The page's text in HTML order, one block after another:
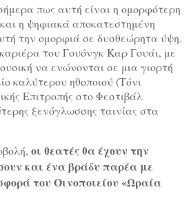
πως αυτή είναι η ομορφότερη
η ψηφιακά αποκατεστημένη
την ομορφιά σε δυσθεώρητα ύψη.
του Γουόνγκ Καρ Γουάι, με
να ενώνονται σε μια γιορτή
καλύτερου ηθοποιού (Τόνι
Επιτροπής στο Φεστιβάλ
ξενόγλωσσης ταινίας στα
οι θεατές θα έχουν την
και ένα βράδυ παρέα με
του Οινοποιείου «Ωραία